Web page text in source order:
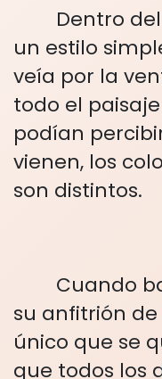
Dentro
un estilo
veía por la
todo el
podían
vienen, los
son distintos.
Cuando
su anfitrión
único que se
que todos los